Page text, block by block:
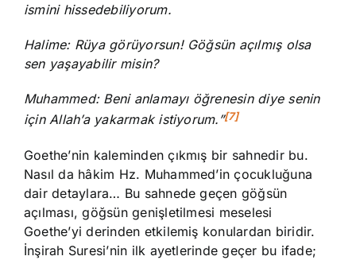
ismini hissedebiliyorum.
Halime: Rüya görüyorsun! Göğsün açılmış olsa
sen yaşayabilir misin?
Muhammed: Beni anlamayı öğrenesin diye senin
için Allah’a yakarmak istiyorum.”[7]
Goethe’nin kaleminden çıkmış bir sahnedir bu.
Nasıl da hâkim Hz. Muhammed’in çocukluğuna
dair detaylara… Bu sahnede geçen göğsün
açılması, göğsün genişletilmesi meselesi
Goethe’yi derinden etkilemiş konulardan biridir.
İnşirah Suresi’nin ilk ayetlerinde geçer bu ifade;